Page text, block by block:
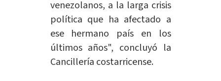
venezolanos, a la larga crisis
política que ha afectado a
ese hermano país en los
últimos años", concluyó la
Cancillería costarricense.